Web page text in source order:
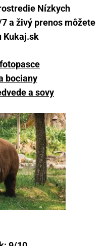
Nízkych
a živý prenos môžete
Kukaj.sk
bociany
a sovy